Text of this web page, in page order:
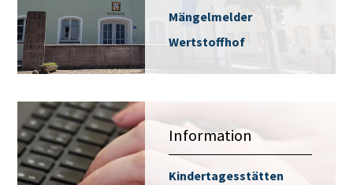
Mängelmelder
Wertstoffhof
Information
Kindertagesstätten